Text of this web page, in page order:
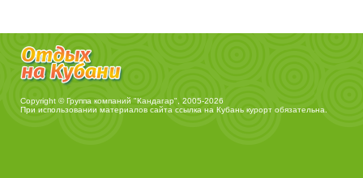
Copyright © Группа компаний "Кандагар", 2005-2026
При использовании материалов сайта ссылка на Кубань курорт обязательна.